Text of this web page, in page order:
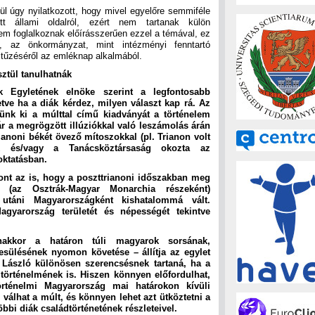
úgy nyilatkozott, hogy mivel egyelőre semmiféle
állami oldalról, ezért nem tartanak külön
foglalkoznak előírásszerűen ezzel a témával, ez
az önkormányzat, mint intézményi fenntartó
az emléknap alkalmából.
tanulhatnák
Egyletének elnöke szerint a legfontosabb
ha a diák kérdez, milyen választ kap rá. Az
ki a múlttal című kiadványát a történelem
a megrögzött illúziókkal való leszámolás árán
békét övező mítoszokkal (pl. Trianon volt
vagy a Tanácsköztársaság okozta az
az is, hogy a poszttrianoni időszakban meg
Osztrák-Magyar Monarchia részeként)
Magyarországként kishatalommá vált.
területét és népességét tekintve
a határon túli magyarok sorsának,
nyomon követése – állítja az egylet
különösen szerencsésnek tartaná, ha a
is. Hiszen könnyen előfordulhat,
Magyarország mai határokon kívüli
a múlt, és könnyen lehet azt ütköztetni a
diák családtörténetének részleteivel.